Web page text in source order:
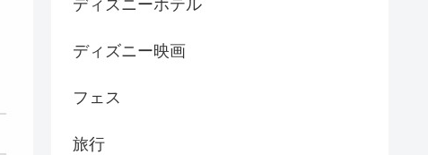
ディズニーホテル
ディズニー映画
フェス
旅行